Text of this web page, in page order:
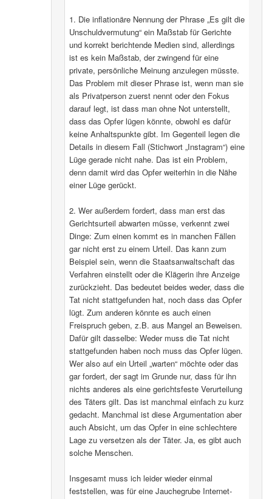
1. Die inflationäre Nennung der Phrase „Es gilt die
Unschuldvermutung“ ein Maßstab für Gerichte
und korrekt berichtende Medien sind, allerdings
ist es kein Maßstab, der zwingend für eine
private, persönliche Meinung anzulegen müsste.
Das Problem mit dieser Phrase ist, wenn man sie
als Privatperson zuerst nennt oder den Fokus
darauf legt, ist dass man ohne Not unterstellt,
dass das Opfer lügen könnte, obwohl es dafür
keine Anhaltspunkte gibt. Im Gegenteil legen die
Details in diesem Fall (Stichwort „Instagram“) eine
Lüge gerade nicht nahe. Das ist ein Problem,
denn damit wird das Opfer weiterhin in die Nähe
einer Lüge gerückt.
2. Wer außerdem fordert, dass man erst das
Gerichtsurteil abwarten müsse, verkennt zwei
Dinge: Zum einen kommt es in manchen Fällen
gar nicht erst zu einem Urteil. Das kann zum
Beispiel sein, wenn die Staatsanwaltschaft das
Verfahren einstellt oder die Klägerin ihre Anzeige
zurückzieht. Das bedeutet beides weder, dass die
Tat nicht stattgefunden hat, noch dass das Opfer
lügt. Zum anderen könnte es auch einen
Freispruch geben, z.B. aus Mangel an Beweisen.
Dafür gilt dasselbe: Weder muss die Tat nicht
stattgefunden haben noch muss das Opfer lügen.
Wer also auf ein Urteil „warten“ möchte oder das
gar fordert, der sagt im Grunde nur, dass für ihn
nichts anderes als eine gerichtsfeste Verurteilung
des Täters gilt. Das ist manchmal einfach zu kurz
gedacht. Manchmal ist diese Argumentation aber
auch Absicht, um das Opfer in eine schlechtere
Lage zu versetzen als der Täter. Ja, es gibt auch
solche Menschen.
Insgesamt muss ich leider wieder einmal
feststellen, was für eine Jauchegrube Internet-